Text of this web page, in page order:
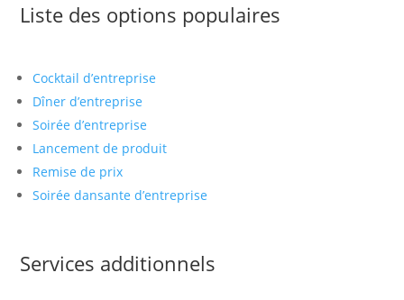
Liste des options populaires
Cocktail d’entreprise
Dîner d’entreprise
Soirée d’entreprise
Lancement de produit
Remise de prix
Soirée dansante d’entreprise
Services additionnels